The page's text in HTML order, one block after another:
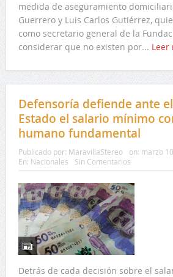
medida de aseguramiento
Guerrero y Luis Carlos Gutiérrez,
como secretario general de la
considerar que no existen por... Leer
Defensoría defiende ante
Estado el salario mínimo
humano fundamental
Publicado por: MaravillaStereo on: marzo
En: Nacionales Sin Comentarios
Detrás de cada decisión sobre el